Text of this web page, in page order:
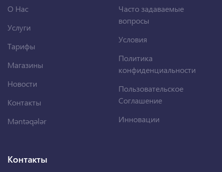
О Нас
Услуги
Тарифы
Магазины
Новости
Контакты
Məntəqələr
Часто задаваемые
вопросы
Условия
Политика
конфиденциальности
Пользовательское
Соглашение
Инновации
Контакты